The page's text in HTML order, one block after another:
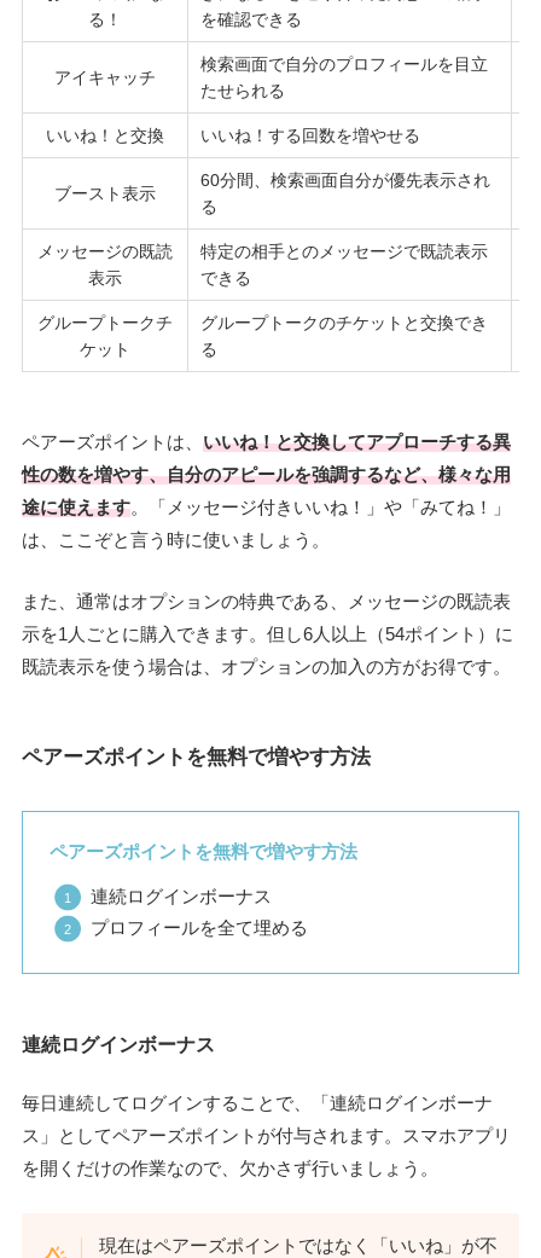
る！
を確認できる
アイキャッチ
検索画面で自分のプロフィールを目立
たせられる
いいね！と交換 いいね！する回数を増やせる
ブースト表示
60分間、検索画面自分が優先表示され
る
メッセージの既読
表示
特定の相手とのメッセージで既読表示
できる
グループトークチ
ケット
グループトークのチケットと交換でき
る
ペアーズポイントは、 いいね！と交換してアプローチする異
性の数を増やす、自分のアピールを強調するなど、様々な用
途に使えます。「メッセージ付きいいね！」や「みてね！」
は、ここぞと言う時に使いましょう。
また、通常はオプションの特典である、メッセージの既読表
示を1人ごとに購入できます。但し6人以上（54ポイント）に
既読表示を使う場合は、オプションの加入の方がお得です。
ペアーズポイントを無料で増やす方法
ペアーズポイントを無料で増やす方法
連続ログインボーナス
プロフィールを全て埋める
連続ログインボーナス
毎日連続してログインすることで、「連続ログインボーナ
ス」としてペアーズポイントが付与されます。スマホアプリ
を開くだけの作業なので、欠かさず行いましょう。
現在はペアーズポイントではなく「いいね」が不